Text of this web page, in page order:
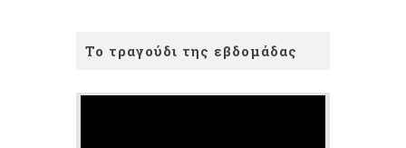
Το τραγούδι της εβδομάδας